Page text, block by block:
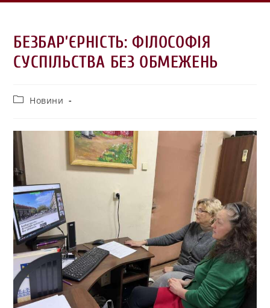
БЕЗБАР’ЄРНІСТЬ: ФІЛОСОФІЯ
СУСПІЛЬСТВА БЕЗ ОБМЕЖЕНЬ
Новини